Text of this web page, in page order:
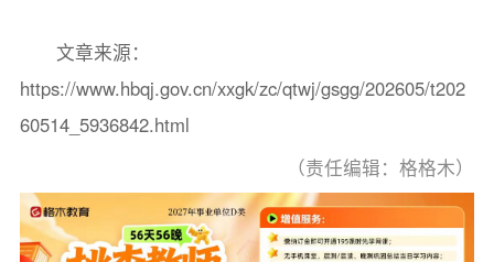
文章来源：
https://www.hbqj.gov.cn/xxgk/zc/qtwj/gsgg/202605/t202
60514_5936842.html
（责任编辑：格格木）